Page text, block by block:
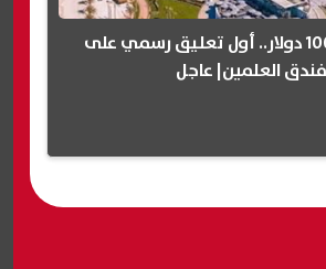
بعد أزمة الـ 1000 دولار.. أول تعليق رسمي على
العلمين| عاجل